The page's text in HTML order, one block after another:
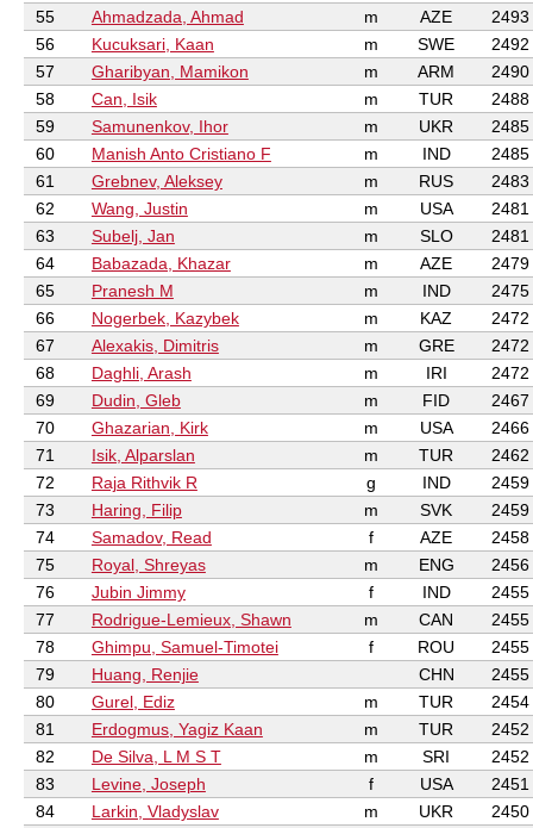
55
Ahmadzada, Ahmad m AZE
2493
56
Kucuksari, Kaan m SWE
2492
57
Gharibyan, Mamikon m ARM
2490
58
Can, Isik m TUR
2488
59
Samunenkov, Ihor m UKR
2485
60
Manish Anto Cristiano F m IND
2485
61
Grebnev, Aleksey m RUS
2483
62
Wang, Justin m USA
2481
63
Subelj, Jan m SLO
2481
64
Babazada, Khazar m AZE
2479
65
Pranesh M m IND
2475
66
Nogerbek, Kazybek m KAZ
2472
67
Alexakis, Dimitris m GRE
2472
68
Daghli, Arash m IRI
2472
69
Dudin, Gleb m FID
2467
70
Ghazarian, Kirk m USA
2466
71
Isik, Alparslan m TUR
2462
72
Raja Rithvik R g IND
2459
73
Haring, Filip m SVK
2459
74
Samadov, Read f AZE
2458
75
Royal, Shreyas m ENG
2456
76
Jubin Jimmy f IND
2455
77
Rodrigue-Lemieux, Shawn m CAN
2455
78
Ghimpu, Samuel-Timotei f ROU
2455
79
Huang, Renjie CHN
2455
80
Gurel, Ediz m TUR
2454
81
Erdogmus, Yagiz Kaan m TUR
2452
82
De Silva, L M S T m SRI
2452
83
Levine, Joseph f USA
2451
84
Larkin, Vladyslav m UKR
2450